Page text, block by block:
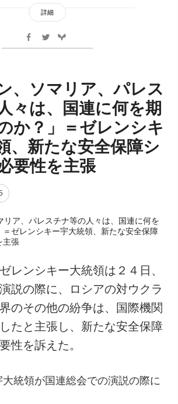
詳細
、ソマリア、パレス
々は、国連に何を期
か？」＝ゼレンシキ
、新たな安全保障シ
要性を主張
レンシキー大統領は２４日、
説の際に、ロシアの対ウクラ
のその他の紛争は、国際機関
たと主張し、新たな安全保障
性を訴えた。
統領が国連総会での演説の際に